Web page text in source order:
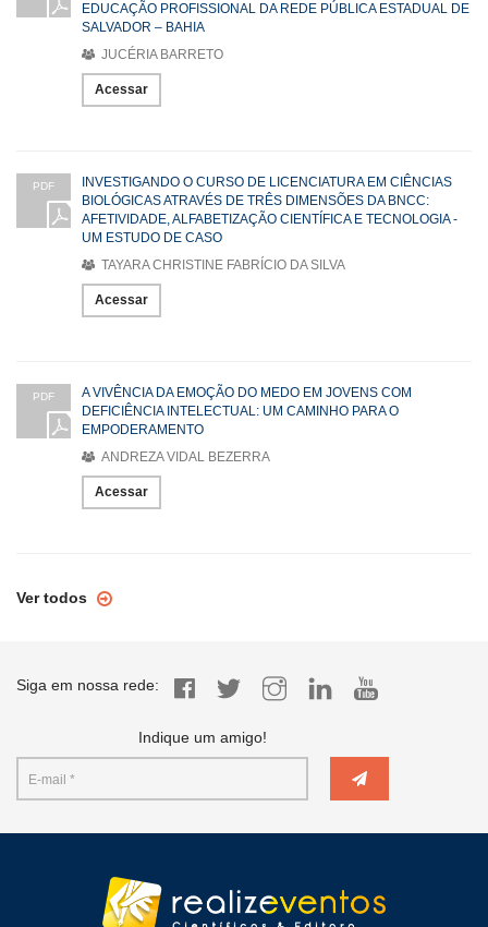
EDUCAÇÃO PROFISSIONAL DA REDE PÚBLICA ESTADUAL DE
SALVADOR – BAHIA
JUCÉRIA BARRETO
Acessar
PDF
INVESTIGANDO O CURSO DE LICENCIATURA EM CIÊNCIAS
BIOLÓGICAS ATRAVÉS DE TRÊS DIMENSÕES DA BNCC:
AFETIVIDADE, ALFABETIZAÇÃO CIENTÍFICA E TECNOLOGIA -
UM ESTUDO DE CASO
TAYARA CHRISTINE FABRÍCIO DA SILVA
Acessar
PDF
A VIVÊNCIA DA EMOÇÃO DO MEDO EM JOVENS COM
DEFICIÊNCIA INTELECTUAL: UM CAMINHO PARA O
EMPODERAMENTO
ANDREZA VIDAL BEZERRA
Acessar
Ver todos
Siga em nossa rede:
Indique um amigo!